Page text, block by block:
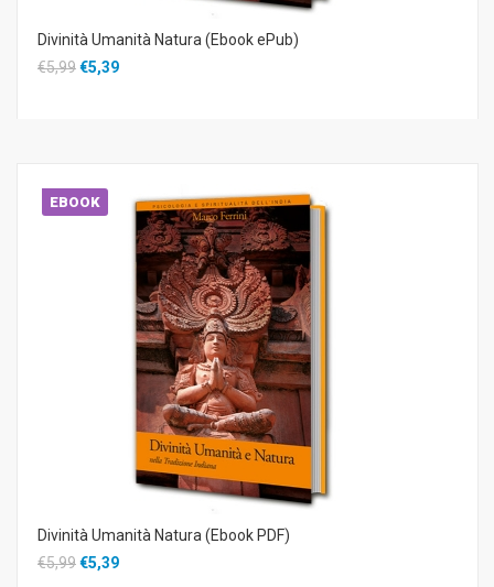
Divinità Umanità Natura (Ebook ePub)
€5,99€5,39
EBOOK
Divinità Umanità Natura (Ebook PDF)
€5,99€5,39